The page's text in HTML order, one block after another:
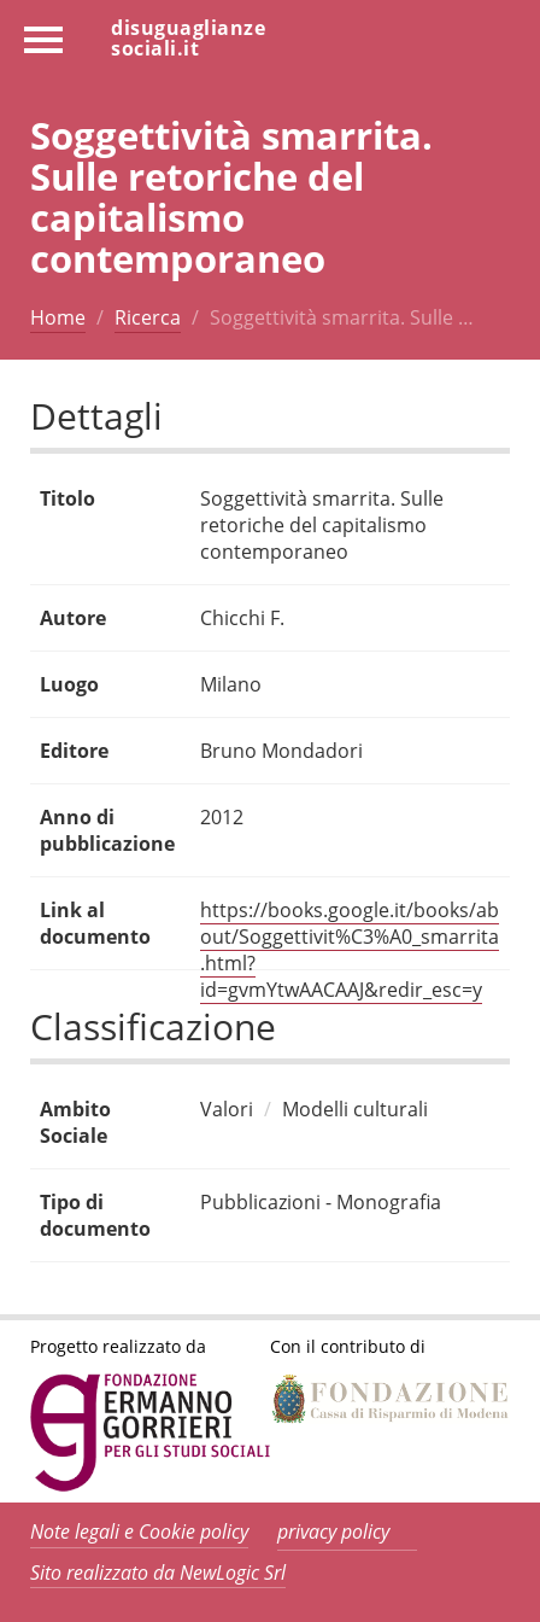
disuguaglianze
sociali.it
Soggettività smarrita.
Sulle retoriche del
capitalismo
contemporaneo
Home Ricerca Soggettività smarrita. Sulle …
Dettagli
Titolo
Soggettività smarrita. Sulle
retoriche del capitalismo
contemporaneo
Autore Chicchi F.
Luogo Milano
Editore Bruno Mondadori
Anno di
pubblicazione
2012
Link al
documento
https://books.google.it/books/ab
out/Soggettivit%C3%A0_smarrita
.html?
id=gvmYtwAACAAJ&redir_esc=y
Classificazione
Ambito
Sociale
Valori Modelli culturali
Tipo di
documento
Pubblicazioni - Monografia
Progetto realizzato da Con il contributo di
Note legali e Cookie policy
privacy policy
Sito realizzato da NewLogic Srl